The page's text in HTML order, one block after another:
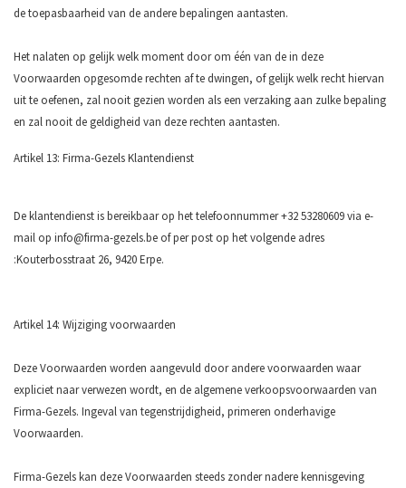
de toepasbaarheid van de andere bepalingen aantasten.
Het nalaten op gelijk welk moment door om één van de in deze
Voorwaarden opgesomde rechten af te dwingen, of gelijk welk recht hiervan
uit te oefenen, zal nooit gezien worden als een verzaking aan zulke bepaling
en zal nooit de geldigheid van deze rechten aantasten.
Artikel 13: Firma-Gezels Klantendienst
De klantendienst is bereikbaar op het telefoonnummer +32 53280609 via e-
mail op info@firma-gezels.be of per post op het volgende adres
:Kouterbosstraat 26, 9420 Erpe.
Artikel 14: Wijziging voorwaarden
Deze Voorwaarden worden aangevuld door andere voorwaarden waar
expliciet naar verwezen wordt, en de algemene verkoopsvoorwaarden van
Firma-Gezels. Ingeval van tegenstrijdigheid, primeren onderhavige
Voorwaarden.
Firma-Gezels kan deze Voorwaarden steeds zonder nadere kennisgeving